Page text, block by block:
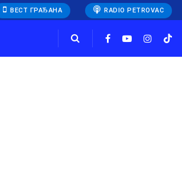
ВЕСТ ГРАЂАНА RADIO PETROVAC